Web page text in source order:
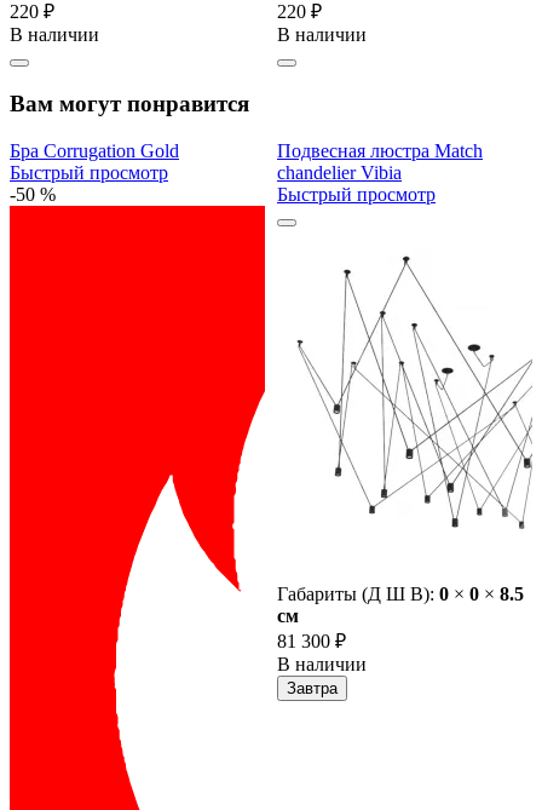
220 ₽
В наличии
220 ₽
В наличии
Вам могут понравится
Бра Corrugation Gold
Быстрый просмотр
-50 %
Подвесная люстра Match
chandelier Vibia
Быстрый просмотр
Габариты (Д Ш В): 0 × 0 × 8.5
cм
81 300 ₽
В наличии
Завтра